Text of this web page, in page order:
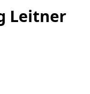
Leitner